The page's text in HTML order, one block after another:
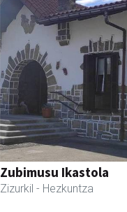
Zubimusu Ikastola
Zizurkil - Hezkuntza